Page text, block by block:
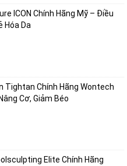
ICON Chính Hãng Mỹ – Điều
Hóa Da
Tightan Chính Hãng Wontech
Cơ, Giảm Béo
Elite Chính Hãng